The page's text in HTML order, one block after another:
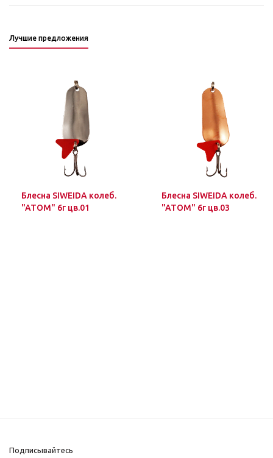
Лучшие предложения
Блесна SIWEIDA колеб.
"ATOM" 6г цв.01
Блесна SIWEIDA колеб.
"ATOM" 6г цв.03
Подписывайтесь